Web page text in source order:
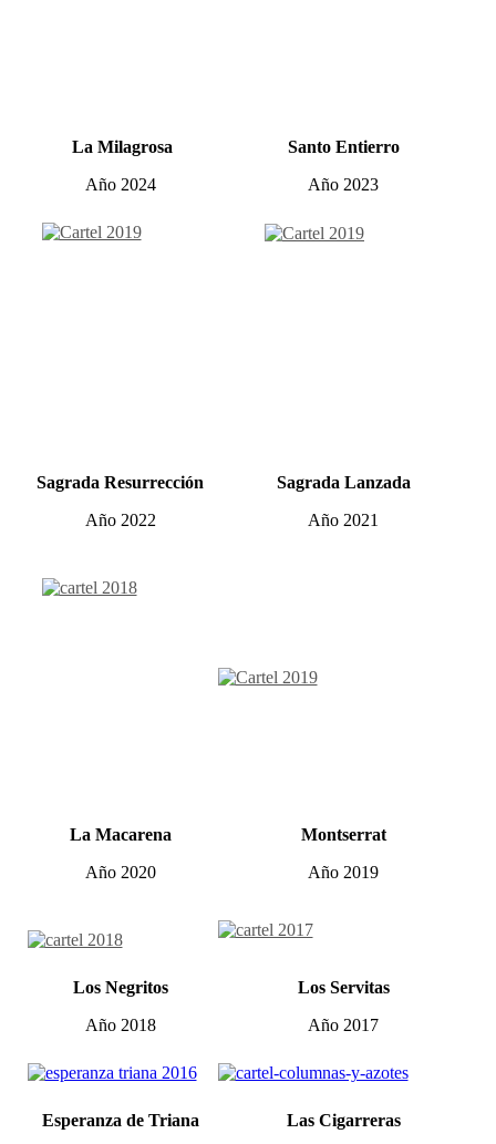
La Milagrosa
Año 2024
Santo Entierro
Año 2023
Sagrada Resurrección
Año 2022
Sagrada Lanzada
Año 2021
La Macarena
Año 2020
Montserrat
Año 2019
Los Negritos
Año 2018
Los Servitas
Año 2017
Esperanza de Triana
Las Cigarreras